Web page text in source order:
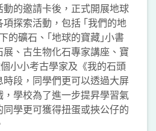
的邀請卡後，正式開展地球
探索活動，包括 ｢我們的地
的礦石、｢地球的寶藏｣小書
、古生物化石專家講座、寶
小小考古學家及《我的石頭
段，同學們更可以透過大屏
學校為了進一步提昇學習氣
學更可獲得扭蛋或挾公仔的